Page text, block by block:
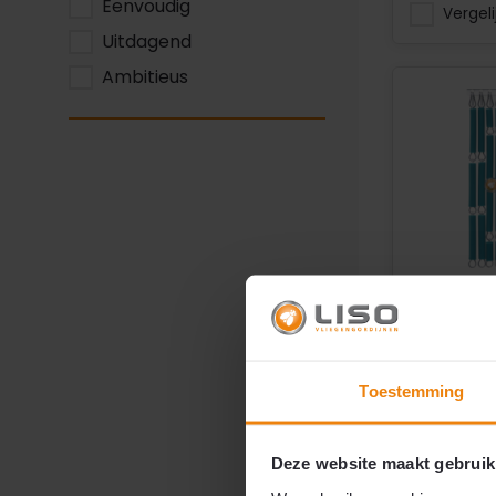
Toestemming
Deze website maakt
Eenvoudig
Uitdagend
Ambitieus
5021
Doe-het-